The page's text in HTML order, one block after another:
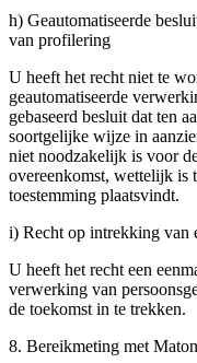
h) Geautomatiseerde
van profilering
U heeft het recht niet te
geautomatiseerde
gebaseerd besluit dat ten
soortgelijke wijze in
niet noodzakelijk is voor
overeenkomst, wettelijk is
toestemming plaatsvindt.
i) Recht op intrekking van
U heeft het recht een
verwerking van
de toekomst in te trekken.
8. Bereikmeting met